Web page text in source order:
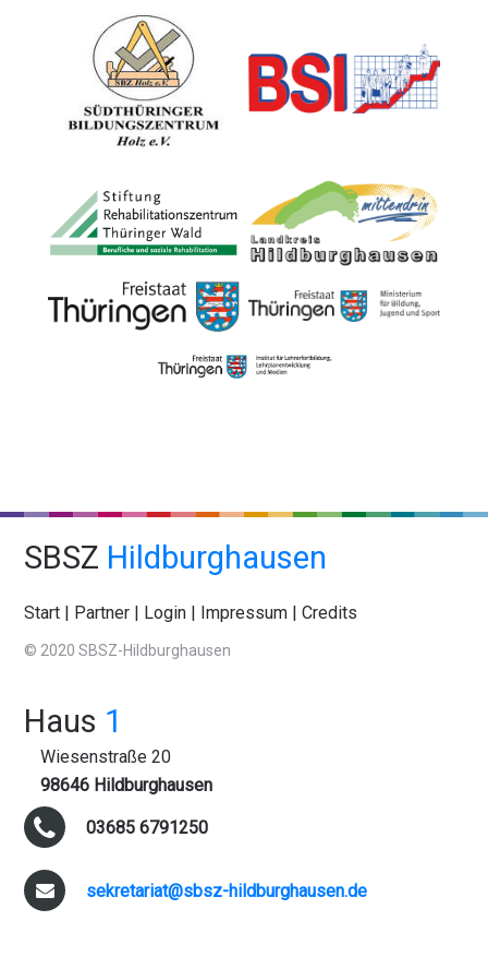
SBSZ Hildburghausen
Start | Partner | Login | Impressum |Credits
© 2020 SBSZ-Hildburghausen
Haus 1
Wiesenstraße 20
98646 Hildburghausen
03685 6791250
sekretariat@sbsz-hildburghausen.de